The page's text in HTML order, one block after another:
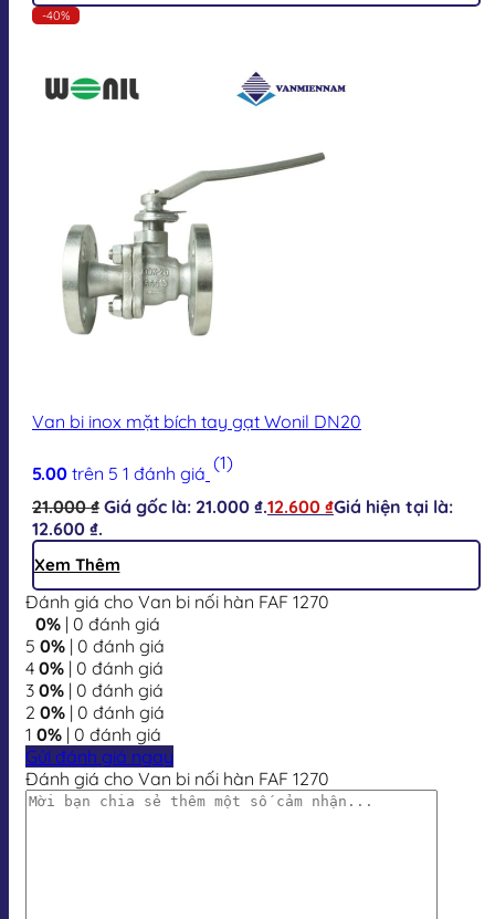
-40%
Van bi inox mặt bích tay gạt Wonil DN20
5.00 trên 5 1 đánh giá (1)
21.000₫ Giá gốc là: 21.000 ₫.12.600 ₫Giá hiện tại là:
12.600 ₫.
Xem Thêm
Đánh giá cho Van bi nối hàn FAF 1270
0% | 0 đánh giá
5 0% | 0 đánh giá
4 0% | 0 đánh giá
3 0% | 0 đánh giá
2 0% | 0 đánh giá
1 0% | 0 đánh giá
Gửi đánh giá ngay
Đánh giá cho Van bi nối hàn FAF 1270